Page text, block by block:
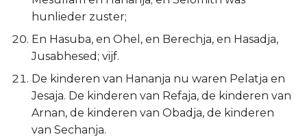
Openbaring
hunlieder zuster;
En Hasuba, en Ohel, en Berechja, en Hasadja,
Jusabhesed; vijf.
De kinderen van Hananja nu waren Pelatja en
Jesaja. De kinderen van Refaja, de kinderen van
Arnan, de kinderen van Obadja, de kinderen
van Sechanja.